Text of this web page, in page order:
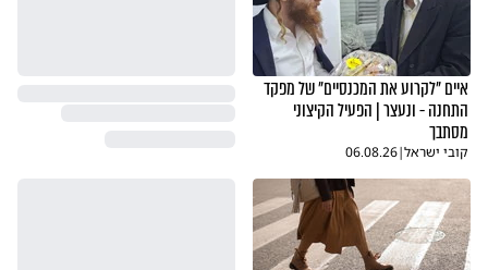
איים "לקרוע את המכנסיים" של מפקד
התחנה - ונעצר | הפעיל הקיצוני
מסתבך
קובי ישראל|
06.08.26